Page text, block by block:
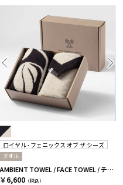
ロイヤル - フェニックス オブ ザ シーズ
タオル
AMBIENT TOWEL / FACE TOWEL / チャコール
￥6,600 （税込）